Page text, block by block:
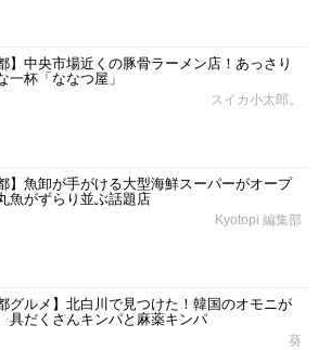
】中央市場近くの豚骨ラーメン店！あっさり
一杯「ななつ屋」
スイカ小太郎。
都】魚卸が手がける大型海鮮スーパーがオープ
魚がずらり並ぶ話題店
Kyotopi 編集部
都グルメ】北白川で見つけた！韓国のオモニが
具だくさんキンパと麻薬キンパ
葵